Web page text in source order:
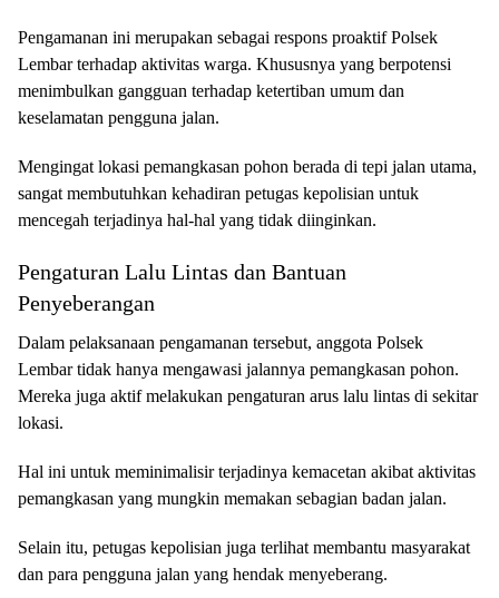
Pengamanan ini merupakan sebagai respons proaktif Polsek
Lembar terhadap aktivitas warga. Khususnya yang berpotensi
menimbulkan gangguan terhadap ketertiban umum dan
keselamatan pengguna jalan.
Mengingat lokasi pemangkasan pohon berada di tepi jalan utama,
sangat membutuhkan kehadiran petugas kepolisian untuk
mencegah terjadinya hal-hal yang tidak diinginkan.
Pengaturan Lalu Lintas dan Bantuan
Penyeberangan
Dalam pelaksanaan pengamanan tersebut, anggota Polsek
Lembar tidak hanya mengawasi jalannya pemangkasan pohon.
Mereka juga aktif melakukan pengaturan arus lalu lintas di sekitar
lokasi.
Hal ini untuk meminimalisir terjadinya kemacetan akibat aktivitas
pemangkasan yang mungkin memakan sebagian badan jalan.
Selain itu, petugas kepolisian juga terlihat membantu masyarakat
dan para pengguna jalan yang hendak menyeberang.